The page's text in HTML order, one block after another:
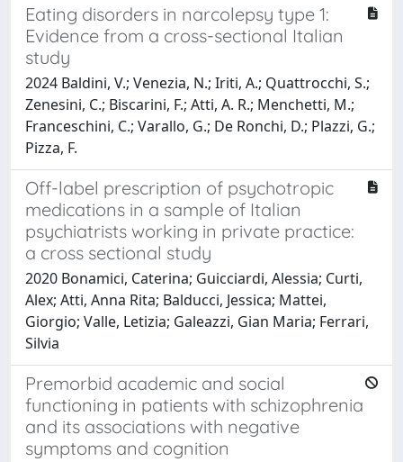
Eating disorders in narcolepsy type 1:
Evidence from a cross-sectional Italian
study
2024 Baldini, V.; Venezia, N.; Iriti, A.; Quattrocchi, S.;
Zenesini, C.; Biscarini, F.; Atti, A. R.; Menchetti, M.;
Franceschini, C.; Varallo, G.; De Ronchi, D.; Plazzi, G.;
Pizza, F.
Off-label prescription of psychotropic
medications in a sample of Italian
psychiatrists working in private practice:
a cross sectional study
2020 Bonamici, Caterina; Guicciardi, Alessia; Curti,
Alex; Atti, Anna Rita; Balducci, Jessica; Mattei,
Giorgio; Valle, Letizia; Galeazzi, Gian Maria; Ferrari,
Silvia
Premorbid academic and social
functioning in patients with schizophrenia
and its associations with negative
symptoms and cognition